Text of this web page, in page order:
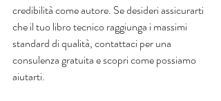
credibilità come autore. Se desideri assicurarti
che il tuo libro tecnico raggiunga i massimi
standard di qualità, contattaci per una
consulenza gratuita e scopri come possiamo
aiutarti.